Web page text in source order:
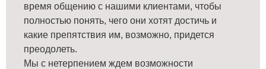
время общению с нашими клиентами, чтобы
полностью понять, чего они хотят достичь и
какие препятствия им, возможно, придется
преодолеть.
Мы с нетерпением ждем возможности